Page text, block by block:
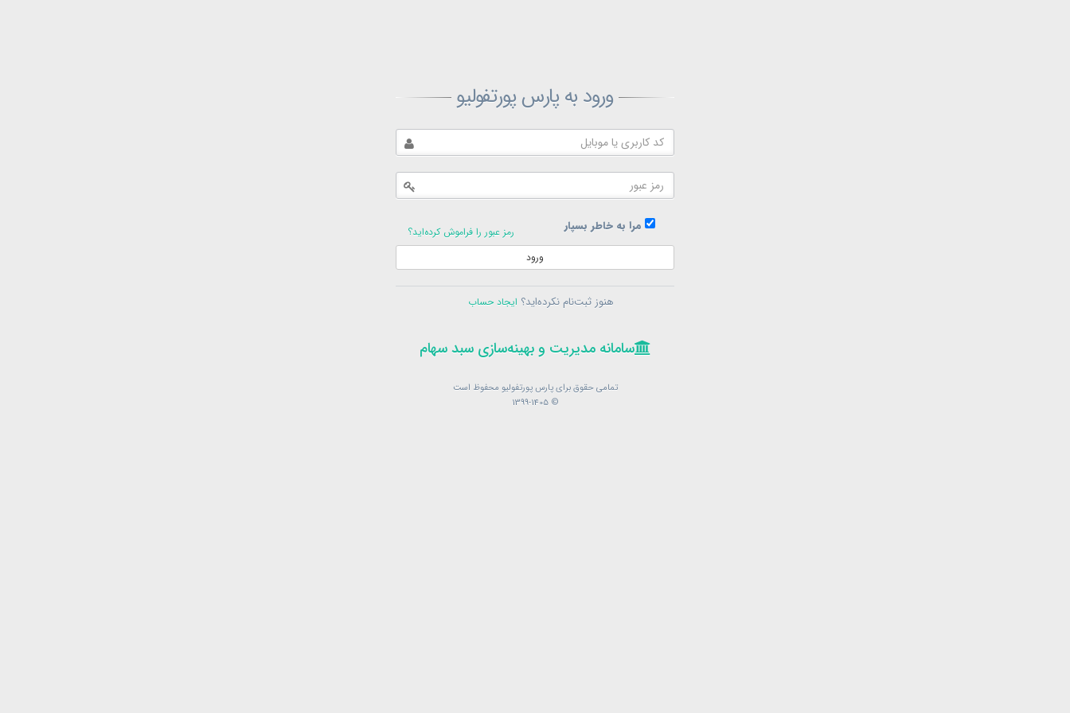
ورود به پارس پورتفولیو
مرا به خاطر بسپار
رمز عبور را فراموش کرده‌اید؟
ورود
هنوز ثبت‌نام نکرده‌اید؟ ایجاد حساب
سامانه مدیریت و بهینه‌سازی سبد سهام
تمامی حقوق برای پارس پورتفولیو محفوظ است
© 1399-1405
ثبت‌نام پارس پورتفولیو
ثبت‌نام
در حال حاضر عضو هستید؟فرم ورود
سامانه مدیریت و بهینه‌سازی سبد سهام
تمامی حقوق برای پارس پورتفولیو محفوظ است
© 1399-1405
بازیابی رمز پارس پورتفولیو
در حال حاضر عضو هستید؟
سامانه مدیریت و بهینه‌سازی سبد سهام
تمامی حقوق برای پارس پورتفولیو محفوظ است